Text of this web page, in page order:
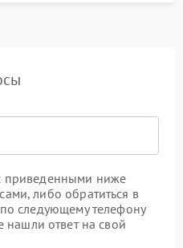
приведенными ниже
либо обратиться в
следующему телефону
нашли ответ на свой